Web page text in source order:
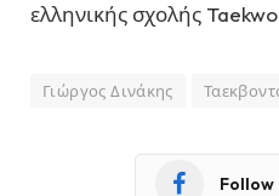
ελληνικής σχολής
Γιώργος Δινάκης
Follow